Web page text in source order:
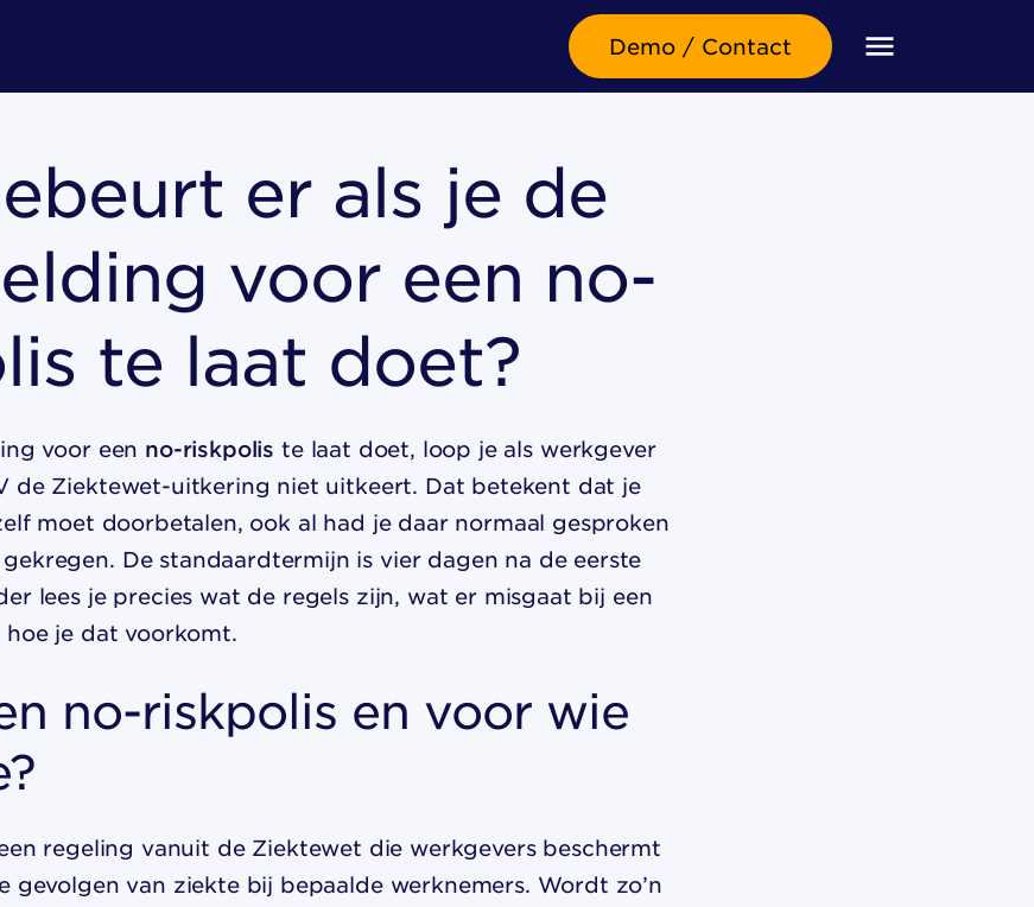
Demo / Contact
er als je de
voor een no-
te laat doet?
voor een no-riskpolis te laat doet, loop je als werkgever
de Ziektewet-uitkering niet uitkeert. Dat betekent dat je
moet doorbetalen, ook al had je daar normaal gesproken
De standaardtermijn is vier dagen na de eerste
lees je precies wat de regels zijn, wat er misgaat bij een
je dat voorkomt.
no-riskpolis en voor wie
regeling vanuit de Ziektewet die werkgevers beschermt
gevolgen van ziekte bij bepaalde werknemers. Wordt zo’n